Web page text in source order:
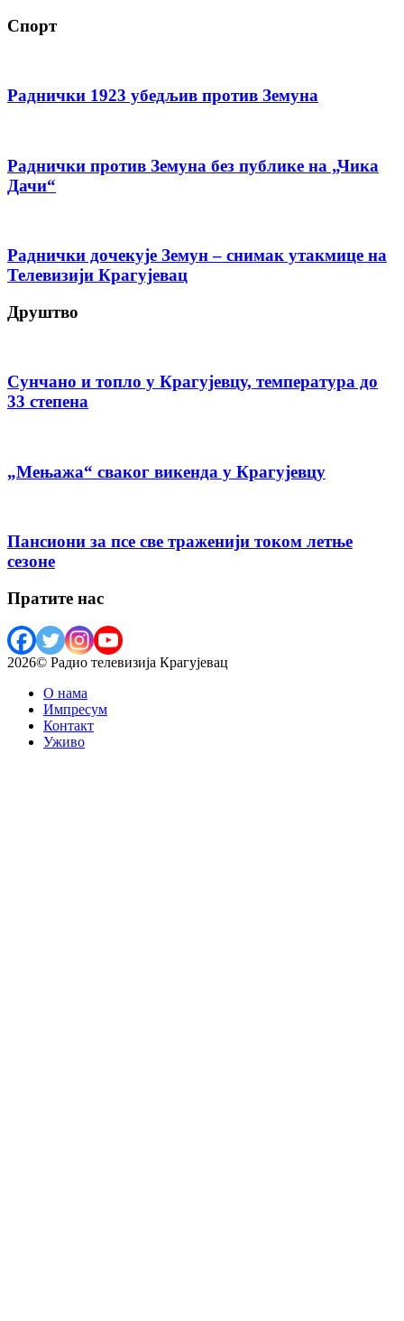
Спорт
Раднички 1923 убедљив против Земуна
Раднички против Земуна без публике на „Чика
Дачи“
Раднички дочекује Земун – снимак утакмице на
Телевизији Крагујевац
Друштво
Сунчано и топло у Крагујевцу, температура до
33 степена
„Мењажа“ сваког викенда у Крагујевцу
Пансиони за псе све траженији током летње
сезоне
Пратите нас
2026© Радио телевизија Крагујевац
О нама
Импресум
Контакт
Уживо